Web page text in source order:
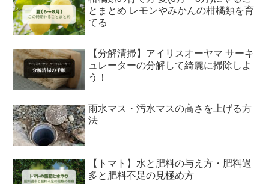
とまとめ レモンやみかんの柑橘類を育
てる
【分解清掃】アイリスオーヤマ サーキ
ュレーターの分解して綺麗に掃除しよ
う！
雨水マス・汚水マスの高さを上げる方
法
【トマト】水と肥料の与え方・肥料過
多と肥料不足の見極め方